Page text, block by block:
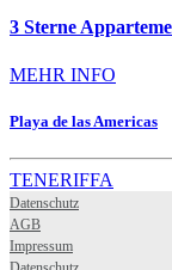
3 Sterne
MEHR INFO
Playa de las Americas
TENERIFFA
Datenschutz
AGB
Impressum